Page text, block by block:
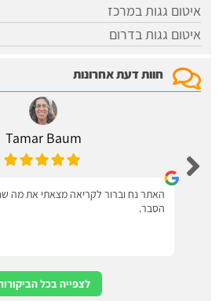
איטום גגות במרכז
איטום גגות בדרום
חוות דעת אחרונות
Tamar Baum
האתר נח וברור לקריאה מצאתי את מה
הסבר.
לצפייה בכל